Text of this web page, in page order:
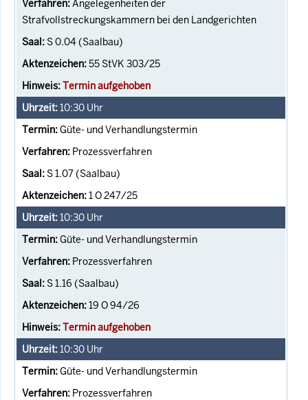
Angelegenheiten der
Strafvollstreckungskammern bei den Landgerichten
S 0.04 (Saalbau)
55 StVK 303/25
Termin aufgehoben
10:30 Uhr
Güte- und Verhandlungstermin
Prozessverfahren
S 1.07 (Saalbau)
1 O 247/25
10:30 Uhr
Güte- und Verhandlungstermin
Prozessverfahren
S 1.16 (Saalbau)
19 O 94/26
Termin aufgehoben
10:30 Uhr
Güte- und Verhandlungstermin
Prozessverfahren